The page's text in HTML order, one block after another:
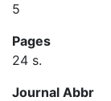
5
Pages
24 s.
Journal Abbr